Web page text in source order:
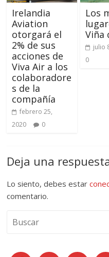
Irelandia
Aviation
otorgará el
2% de sus
acciones de
Viva Air a los
colaboradore
s de la
compañía
febrero 25,
2020
0
Los
Viña
julio
0
Deja una
Lo siento, debes estar
comentario.